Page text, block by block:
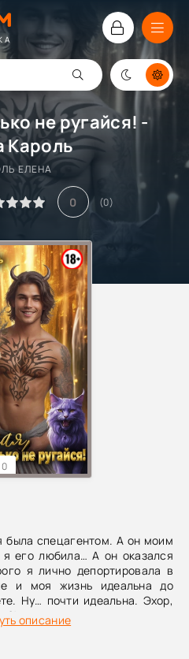
не ругайся! -
Кароль
ЕЛЕНА
0 (0)
была спецагентом. А он моим
его любила… А он оказался
я лично депортировала в
и моя жизнь идеальна до
Ну… почти идеальна. Эхор,
описание
0